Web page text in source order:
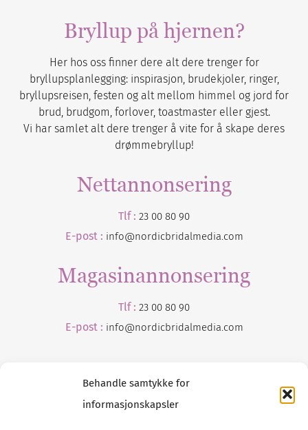
Behandle samtykke for
informasjonskapsler
Bryllup på hjernen?
Her hos oss finner dere alt dere trenger for
bryllupsplanlegging: inspirasjon, brudekjoler, ringer,
bryllupsreisen, festen og alt mellom himmel og jord for
brud, brudgom, forlover, toastmaster eller gjest.
Vi har samlet alt dere trenger å vite for å skape deres
drømmebryllup!
Nettannonsering
Tlf : 23 00 80 90
E-post : info@nordicbridalmedia.com
Magasinannonsering
Tlf : 23 00 80 90
E-post : info@nordicbridalmedia.com